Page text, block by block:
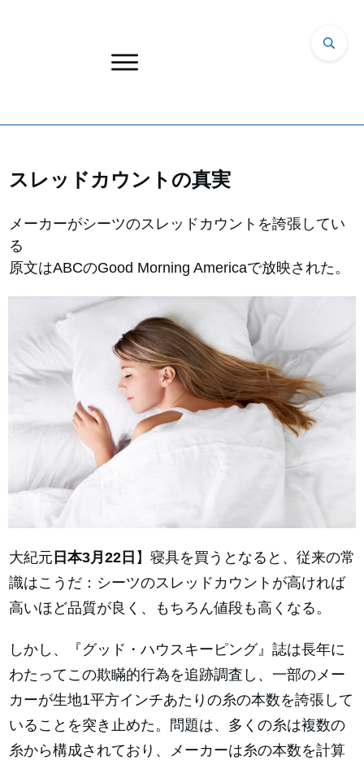
スレッドカウントの真実
メーカーがシーツのスレッドカウントを誇張してい
る
原文はABCのGood Morning Americaで放映された。
大紀元 日本3月22日 】寝具を買うとなると、従来の常
識はこうだ：シーツのスレッドカウントが高ければ
高いほど品質が良く、もちろん値段も高くなる。
しかし、『グッド・ハウスキーピング』誌は長年に
わたってこの欺瞞的行為を追跡調査し、一部のメー
カーが生地1平方インチあたりの糸の本数を誇張して
いることを突き止めた。問題は、多くの糸は複数の
糸から構成されており、メーカーは糸の本数を計算